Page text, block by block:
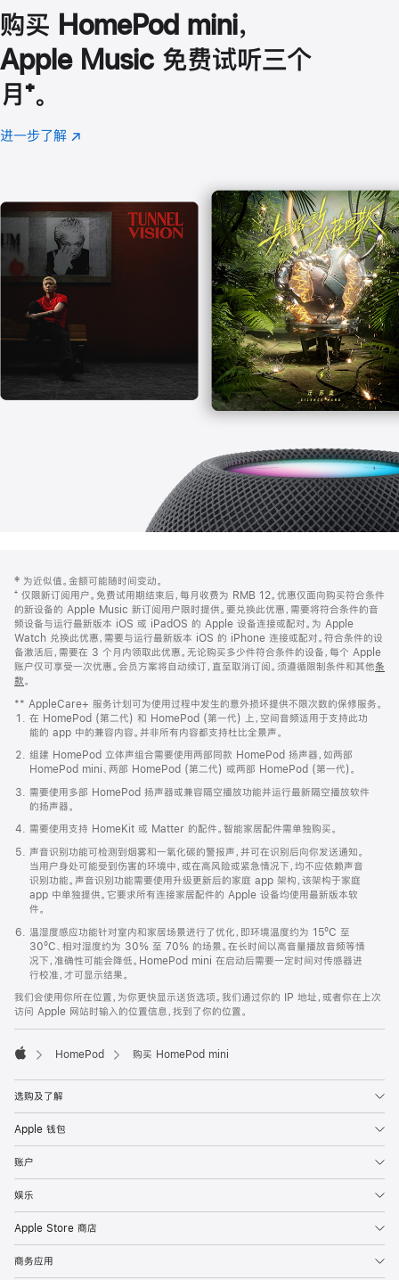
购买 HomePod mini，
Apple Music 免费试听三个
月 脚
注
⁺。
进一步了解 Apple
(在
口
中
打
开)
页
页
脚
注
‡ 为近似值。金额可能随时间变动。
⁺ 仅限新订阅用户。免费试用期结束后，每月收费为 RMB 12。优惠仅面向购买符合条件
的新设备的 Apple Music 新订阅用户限时提供。要兑换此优惠，需要将符合条件的音
频设备与运行最新版本 iOS 或 iPadOS 的 Apple 设备连接或配对。为 Apple
Watch 兑换此优惠，需要与运行最新版本 iOS 的 iPhone 连接或配对。符合条件的设
备激活后，需要在 3 个月内领取此优惠。无论购买多少件符合条件的设备，每个 Apple
账户仅可享受一次优惠。会员方案将自动续订，直至取消订阅。须遵循限制条件和其他条
款。
窗
口
中
打
开)
** AppleCare+ 服务计划可为使用过程中发生的意外损坏提供不限次数的保修服务。
在 HomePod (第二代) 和 HomePod (第一代) 上，空间音频适用于支持此功
能的 app 中的兼容内容。并非所有内容都支持杜比全景声。
组建 HomePod 立体声组合需要使用两部同款 HomePod 扬声器，如两部
HomePod mini、两部 HomePod (第二代) 或两部 HomePod (第一代)。
需要使用多部 HomePod 扬声器或兼容隔空播放功能并运行最新隔空播放软件
的扬声器。
需要使用支持 HomeKit 或 Matter 的配件。智能家居配件需单独购买。
声音识别功能可检测到烟雾和一氧化碳的警报声，并可在识别后向你发送通知。
当用户身处可能受到伤害的环境中，或在高风险或紧急情况下，均不应依赖声音
识别功能。声音识别功能需要使用升级更新后的家庭 app 架构，该架构于家庭
app 中单独提供。它要求所有连接家居配件的 Apple 设备均使用最新版本软
件。
温湿度感应功能针对室内和家居场景进行了优化，即环境温度约为 15ºC 至
30ºC、相对湿度约为 30% 至 70% 的场景。在长时间以高音量播放音频等情
况下，准确性可能会降低。HomePod mini 在启动后需要一定时间对传感器进
行校准，才可显示结果。
我们会使用你所在位置，为你更快显示送货选项。我们通过你的 IP 地址，或者你在上次
访问 Apple 网站时输入的位置信息，找到了你的位置。
HomePod 购买 HomePod mini
选购及了解
Apple 钱包
账户
娱乐
Apple Store 商店
商务应用